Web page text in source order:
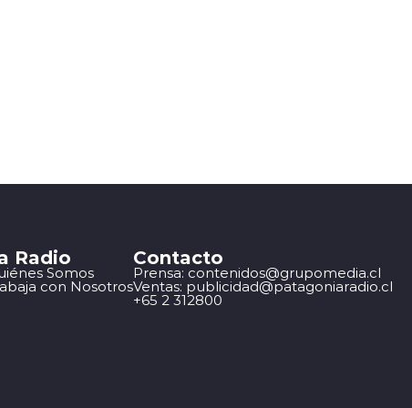
Radio
Somos
con Nosotros
Contacto
Prensa: contenidos@grupomedia.cl
Ventas: publicidad@patagoniaradio.cl
+65 2 312800